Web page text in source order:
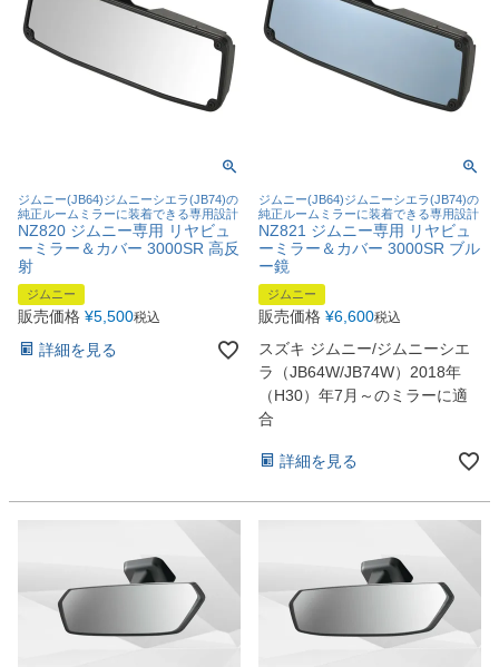
ジムニー(JB64)ジムニーシエラ(JB74)の
純正ルームミラーに装着できる専用設計
NZ820 ジムニー専用 リヤビュ
ーミラー＆カバー 3000SR 高反
射
ジムニー
販売価格 ¥5,500税込
詳細を見る
ジムニー(JB64)ジムニーシエラ(JB74)の
純正ルームミラーに装着できる専用設計
NZ821 ジムニー専用 リヤビュ
ーミラー＆カバー 3000SR ブル
ー鏡
ジムニー
販売価格 ¥6,600税込
スズキ ジムニー/ジムニーシエ
ラ（JB64W/JB74W）2018年
（H30）年7月～のミラーに適
合
詳細を見る